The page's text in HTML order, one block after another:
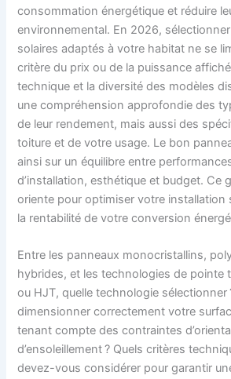
consommation énergétique et réduire
environnemental. En 2026,
solaires adaptés à votre habitat ne se
critère du prix ou de la puissance
technique et la diversité des modèles
une compréhension approfondie des
de leur rendement, mais aussi des
toiture et de votre usage. Le bon
ainsi sur un équilibre entre
d’installation, esthétique et budget. Ce
oriente pour optimiser votre installation
la rentabilité de votre conversion
Entre les panneaux monocristallins,
hybrides, et les technologies de pointe
ou HJT, quelle technologie sélectionner
dimensionner correctement votre
tenant compte des contraintes
d’ensoleillement ? Quels critères
devez-vous considérer pour garantir